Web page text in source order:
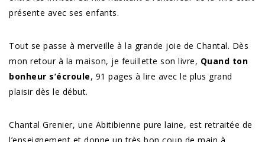
présente avec ses enfants.
Tout se passe à merveille à la grande joie de Chantal. Dès
mon retour à la maison, je feuillette son livre, Quand ton
bonheur s’écroule, 91 pages à lire avec le plus grand
plaisir dès le début.
Chantal Grenier, une Abitibienne pure laine, est retraitée de